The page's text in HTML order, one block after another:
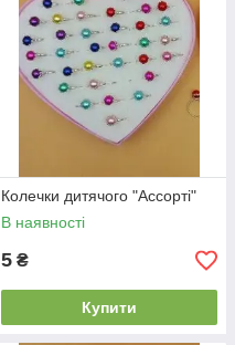
Колечки дитячого "Ассорті"
В наявності
5 ₴
Купити